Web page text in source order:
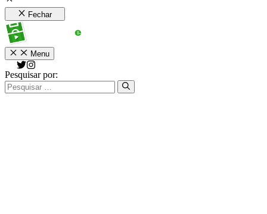
Fechar
Menu
Pesquisar por: